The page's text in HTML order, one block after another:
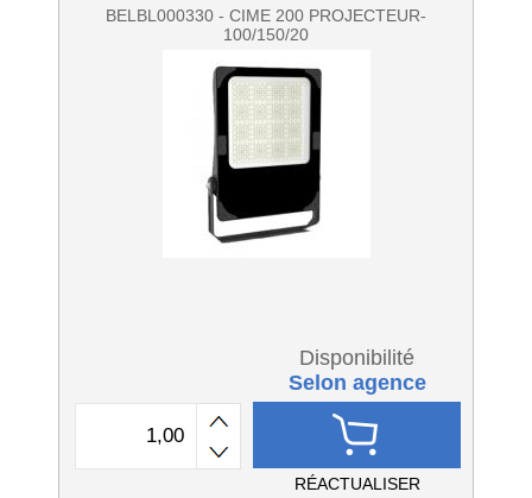
BELBL000330 - CIME 200 PROJECTEUR-
100/150/20
Disponibilité
Selon agence
RÉACTUALISER